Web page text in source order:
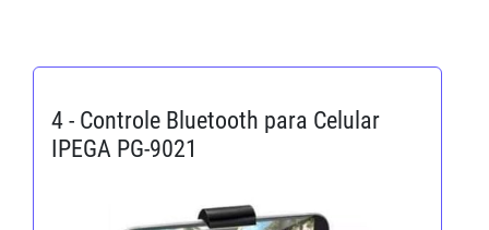
4 - Controle Bluetooth para Celular
IPEGA PG-9021